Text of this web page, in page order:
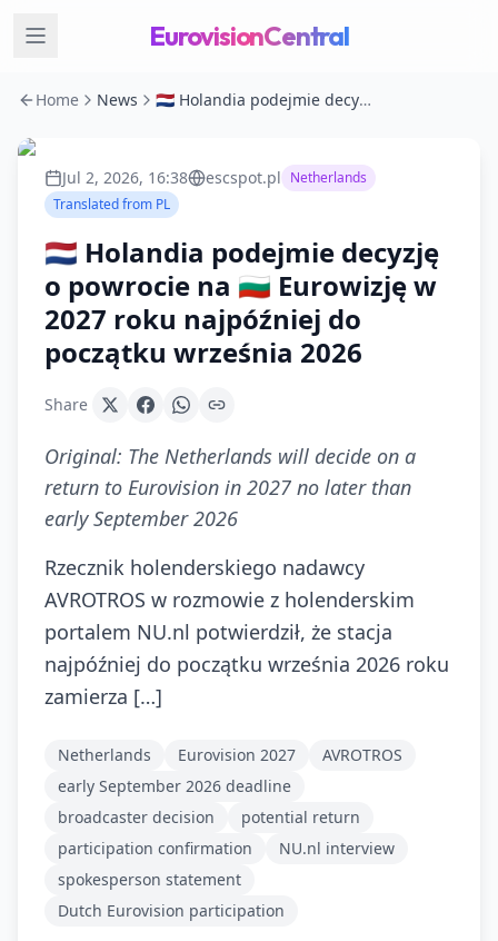
EurovisionCentral
Home News 🇳🇱 Holandia podejmie decyzję o powrocie na 🇧🇬 Eurowizję w 2027 roku najpóźniej do początku września 2026
Jul 2, 2026, 16:38 escspot.pl Netherlands
Translated from PL
🇳🇱 Holandia podejmie decyzję
o powrocie na 🇧🇬 Eurowizję w
2027 roku najpóźniej do
początku września 2026
Share
Original: The Netherlands will decide on a
return to Eurovision in 2027 no later than
early September 2026
Rzecznik holenderskiego nadawcy
AVROTROS w rozmowie z holenderskim
portalem NU.nl potwierdził, że stacja
najpóźniej do początku września 2026 roku
zamierza […]
Netherlands Eurovision 2027
AVROTROS
early September 2026 deadline
broadcaster decision
potential return
participation confirmation
NU.nl interview
spokesperson statement
Dutch Eurovision participation